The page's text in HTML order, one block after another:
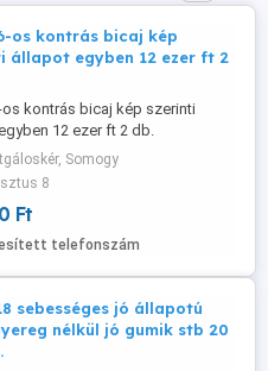
os kontrás bicaj kép
állapot egyben 12 ezer ft 2
os kontrás bicaj kép szerinti
12 ezer ft 2 db.
Somogy
8
Ft
telefonszám
sebességes jó állapotú
nélkül jó gumik stb 20